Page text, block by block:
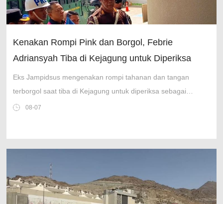
Kenakan Rompi Pink dan Borgol, Febrie
Adriansyah Tiba di Kejagung untuk Diperiksa
Eks Jampidsus mengenakan rompi tahanan dan tangan
terborgol saat tiba di Kejagung untuk diperiksa sebagai
tersangka kasus TPPU.
08-07